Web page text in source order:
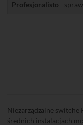
Profesjonalisto -
Niezarządzalne switche
średnich instalacjach